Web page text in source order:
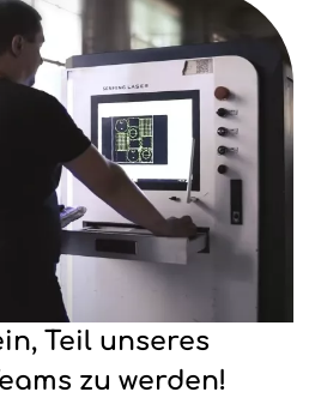
Teil unseres
zu werden!